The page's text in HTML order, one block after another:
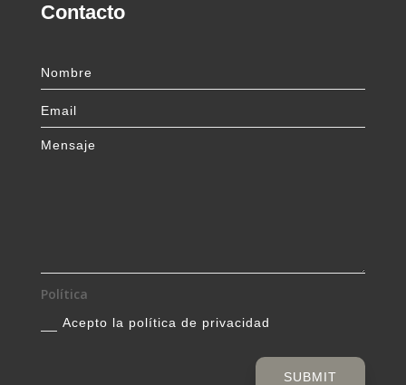
Contacto
Política
Acepto la política de privacidad
SUBMIT